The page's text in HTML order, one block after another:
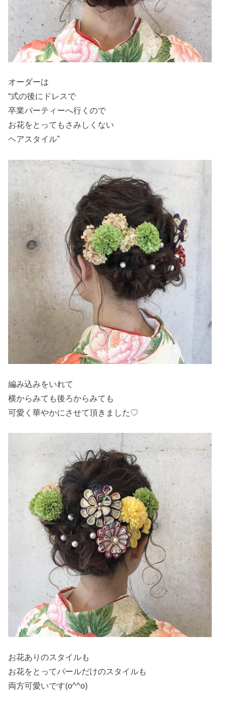
オーダーは
“式の後にドレスで
卒業パーティーへ行くので
お花をとってもさみしくない
ヘアスタイル”
編み込みをいれて
横からみても後ろからみても
可愛く華やかにさせて頂きました♡
お花ありのスタイルも
お花をとってパールだけのスタイルも
両方可愛いです(o^^o)